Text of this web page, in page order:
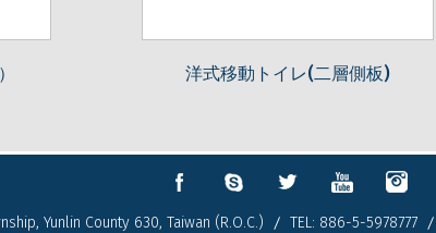
洋式移動トイレ(二層側板)
Yunlin County 630, Taiwan (R.O.C.) TEL: 886-5-5978777